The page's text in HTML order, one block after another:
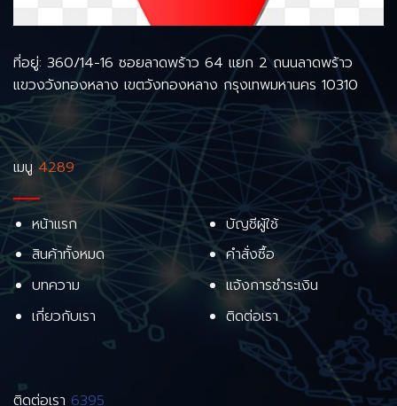
ที่อยู่: 360/14-16 ซอยลาดพร้าว 64 แยก 2 ถนนลาดพร้าว
แขวงวังทองหลาง เขตวังทองหลาง กรุงเทพมหานคร 10310
เมนู4289
หน้าแรก
สินค้าทั้งหมด
บทความ
เกี่ยวกับเรา
บัญชีผู้ใช้
คำสั่งซื้อ
แจ้งการชำระเงิน
ติดต่อเรา
ติดต่อเรา 6395